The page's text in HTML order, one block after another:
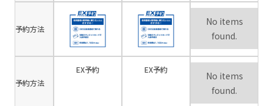
予約方法
No items
found.
予約方法
EX予約 EX予約
No items
found.